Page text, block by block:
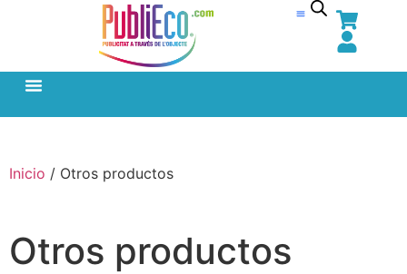
Inicio / Otros productos
Otros productos